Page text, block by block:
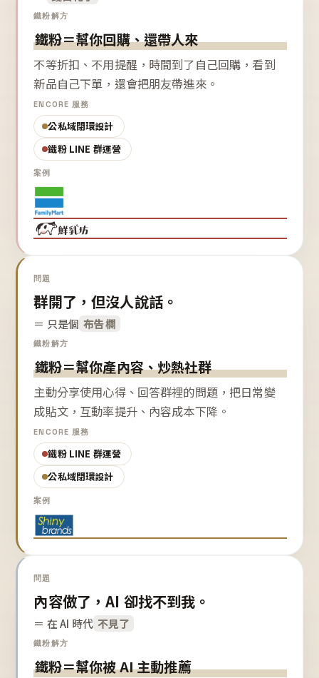
鐵粉解方
鐵粉＝幫你回購、還帶人來
不等折扣、不用提醒，時間到了自己回購，看到
新品自己下單，還會把朋友帶進來。
ENCORE 服務
公私域閉環設計
鐵粉 LINE 群運營
案例
問題
群開了，但沒人說話。
＝ 只是個 布告欄
鐵粉解方
鐵粉＝幫你產內容、炒熱社群
主動分享使用心得、回答群裡的問題，把日常變
成貼文，互動率提升、內容成本下降。
ENCORE 服務
鐵粉 LINE 群運營
公私域閉環設計
案例
問題
內容做了，AI 卻找不到我。
＝ 在 AI 時代 不見了
鐵粉解方
鐵粉＝幫你被 AI 主動推薦